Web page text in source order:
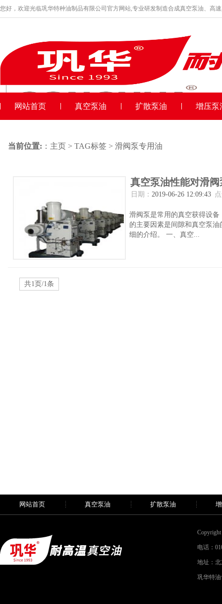
您好，欢迎光临巩华特种油制品有限公司官方网站,专业研发制造合成真空泵油、高
网站首页 真空泵油 扩散泵油 增压泵
当前位置: ： 主页 > TAG标签 > 滑阀泵专用油
真空泵油性能对滑
日期： 2019-06-26 12:09:43
滑阀泵是常用的真空获得设
的主要因素是间隙和真空泵
细的介绍。 一、真空...
共1页/1条
网站首页 真空泵油 扩散泵油
电话：
地址：
巩华特